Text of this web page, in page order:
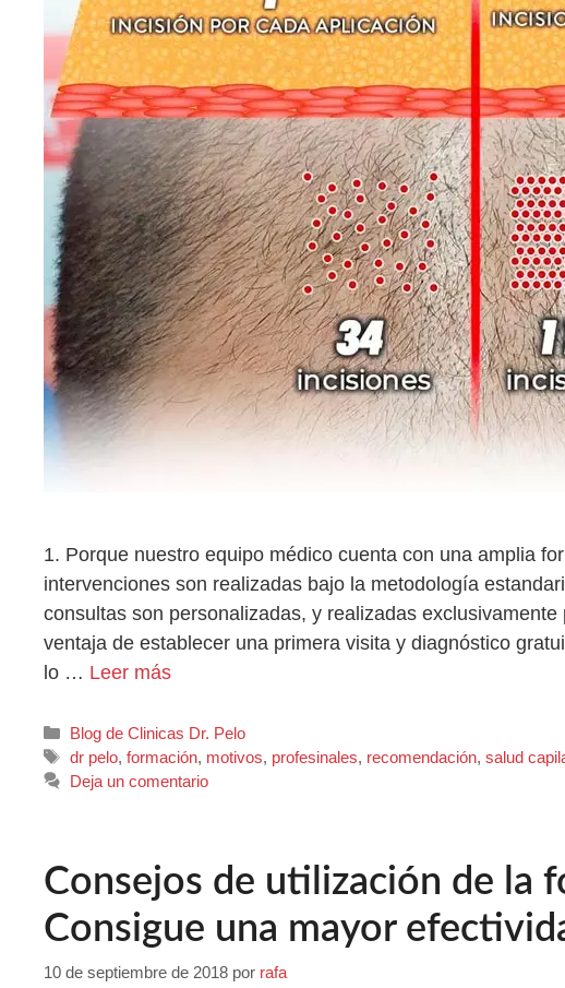
1. Porque nuestro equipo médico cuenta con una amplia
intervenciones son realizadas bajo la metodología
consultas son personalizadas, y realizadas
ventaja de establecer una primera visita y diagnóstico
lo … Leer más
Blog de Clinicas Dr. Pelo
dr pelo,formación, motivos, profesinales, recomendación,salud
Deja un comentario
Consejos de utilización de la
Consigue una mayor
10 de septiembre de 2018 por rafa